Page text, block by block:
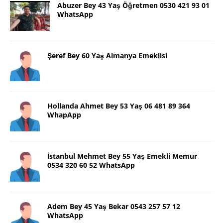
Abuzer Bey 43 Yaş Öğretmen 0530 421 93 01
WhatsApp
Şeref Bey 60 Yaş Almanya Emeklisi
Hollanda Ahmet Bey 53 Yaş 06 481 89 364
WhapApp
İstanbul Mehmet Bey 55 Yaş Emekli Memur
0534 320 60 52 WhatsApp
Adem Bey 45 Yaş Bekar 0543 257 57 12
WhatsApp